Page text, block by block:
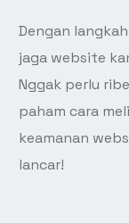
Dengan
jaga website
Nggak perlu
paham cara
keamanan
lancar!